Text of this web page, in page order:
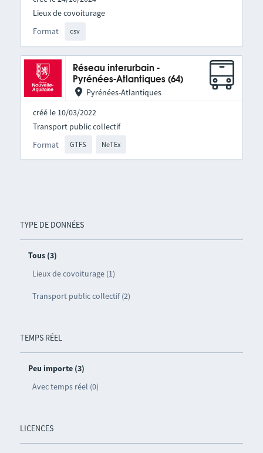
TYPE DE DONNÉES
Tous (3)
Lieux de covoiturage (1)
Transport public collectif (2)
TEMPS RÉEL
Peu importe (3)
Avec temps réel (0)
LICENCES
Format csv
Lieux de covoiturage
Réseau interurbain -
Pyrénées-Atlantiques (64)
Pyrénées-Atlantiques
créé le 10/03/2022
Format GTFS NeTEx
Transport public collectif